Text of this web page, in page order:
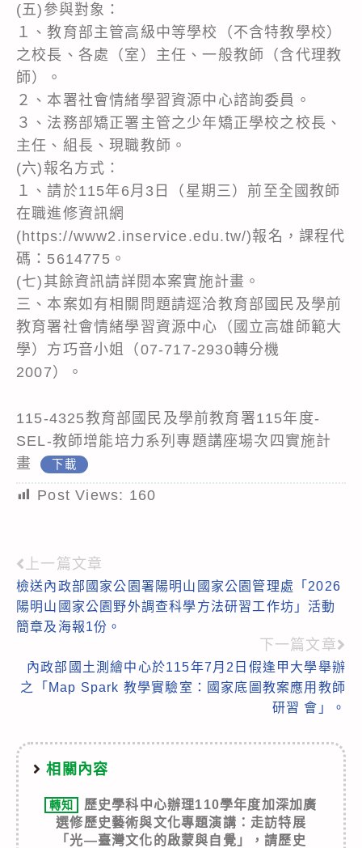
(五)參與對象：
１、教育部主管高級中等學校（不含特教學校）
之校長、各處（室）主任、一般教師（含代理教
師）。
２、本署社會情緒學習資源中心諮詢委員。
３、法務部矯正署主管之少年矯正學校之校長、
主任、組長、現職教師。
(六)報名方式：
１、請於115年6月3日（星期三）前至全國教師
在職進修資訊網
(https://www2.inservice.edu.tw/)報名，課程代
碼：5614775。
(七)其餘資訊請詳閱本案實施計畫。
三、本案如有相關問題請逕洽教育部國民及學前
教育署社會情緒學習資源中心（國立高雄師範大
學）方巧音小姐（07-717-2930轉分機
2007）。
115-4325教育部國民及學前教育署115年度-
SEL-教師增能培力系列專題講座場次四實施計
畫
下載
Post Views: 160
Read
more
articles
上一篇文章
檢送內政部國家公園署陽明山國家公園管理處「2026
陽明山國家公園野外調查科學方法研習工作坊」活動
簡章及海報1份。
下一篇文章
內政部國土測繪中心於115年7月2日假逢甲大學舉辦
之「Map Spark 教學實驗室：國家底圖教案應用教師
研習 會」。
相關內容
轉知
歷史學科中心辦理110學年度加深加廣
選修歷史藝術與文化專題演講：走訪特展
「光—臺灣文化的啟蒙與自覺」，請歷史